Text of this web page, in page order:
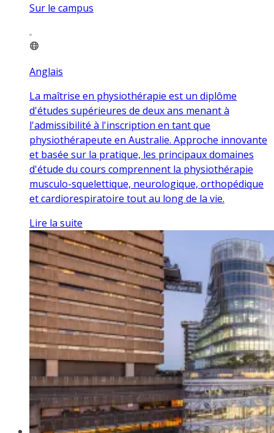
Sur le campus
Anglais
La maîtrise en physiothérapie est un diplôme
d'études supérieures de deux ans menant à
l'admissibilité à l'inscription en tant que
physiothérapeute en Australie. Approche innovante
et basée sur la pratique, les principaux domaines
d'étude du cours comprennent la physiothérapie
musculo-squelettique, neurologique, orthopédique
et cardiorespiratoire tout au long de la vie.
Lire la suite